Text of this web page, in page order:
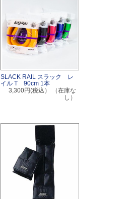
SLACK RAIL スラック レ
イル T 90cm 1本
3,300円(税込）
（在庫な
し）